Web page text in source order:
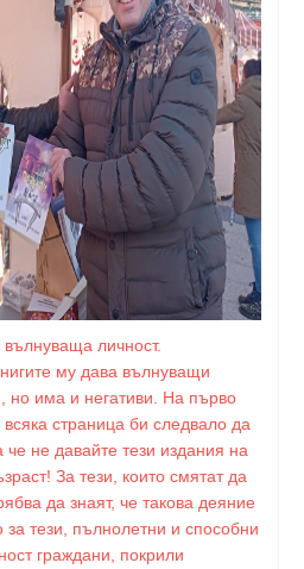
личност.
му дава вълнуващи
но има и негативи. На първо
страница би следвало да
че не давайте тези издания на
За тези, които смятат да
да знаят, че такова деяние
тези, пълнолетни и способни
граждани, покрили